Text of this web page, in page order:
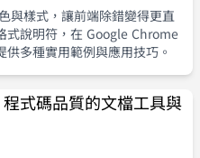
與樣式，讓前端除錯變得更直
式說明符，在 Google Chrome
多種實用範例與應用技巧。